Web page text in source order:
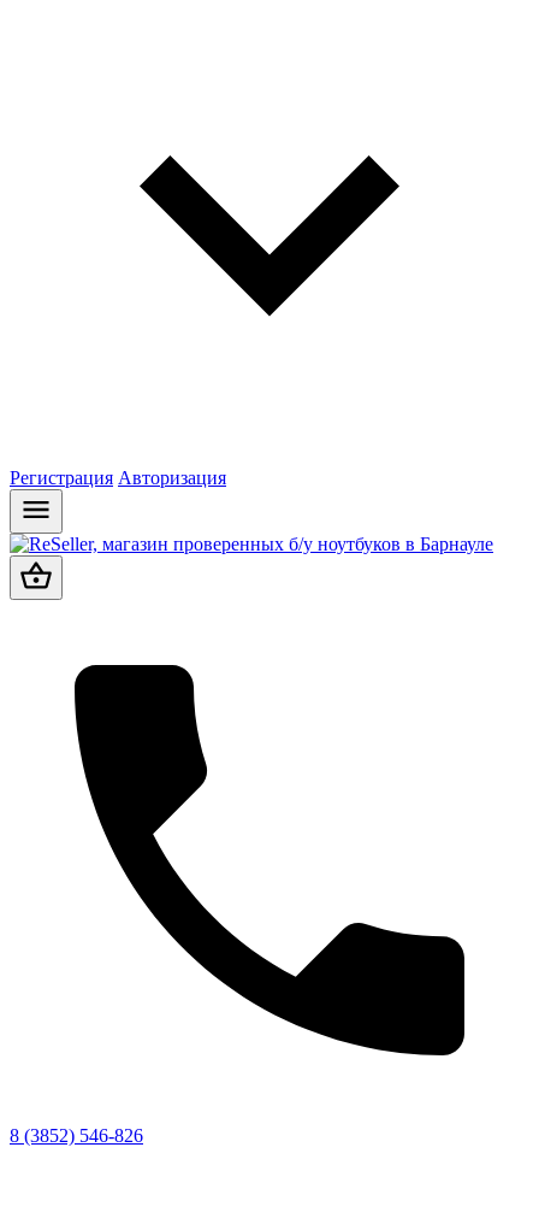
Регистрация Авторизация
8 (3852) 546-826